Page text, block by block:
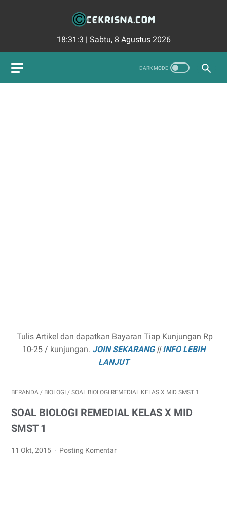
18:31:4 | Sabtu, 8 Agustus 2026
Tulis Artikel dan dapatkan Bayaran Tiap Kunjungan Rp
10-25 / kunjungan. JOIN SEKARANG||INFO LEBIH
LANJUT
BERANDA / BIOLOGI / SOAL BIOLOGI REMEDIAL KELAS X MID SMST 1
SOAL BIOLOGI REMEDIAL KELAS X MID
SMST 1
11 Okt, 2015 Posting Komentar